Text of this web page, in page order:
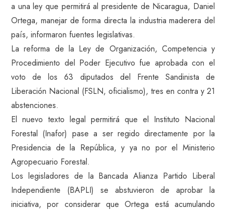
a una ley que permitirá al presidente de Nicaragua, Daniel
Ortega, manejar de forma directa la industria maderera del
país, informaron fuentes legislativas.
La reforma de la Ley de Organización, Competencia y
Procedimiento del Poder Ejecutivo fue aprobada con el
voto de los 63 diputados del Frente Sandinista de
Liberación Nacional (FSLN, oficialismo), tres en contra y 21
abstenciones.
El nuevo texto legal permitirá que el Instituto Nacional
Forestal (Inafor) pase a ser regido directamente por la
Presidencia de la República, y ya no por el Ministerio
Agropecuario Forestal.
Los legisladores de la Bancada Alianza Partido Liberal
Independiente (BAPLI) se abstuvieron de aprobar la
iniciativa, por considerar que Ortega está acumulando